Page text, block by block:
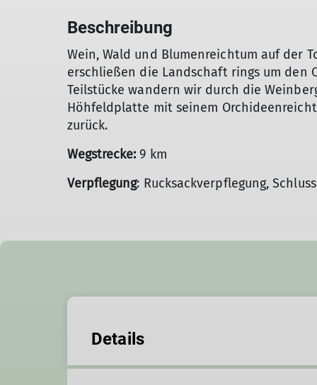
Beschreibung
Wein, Wald und Blumenreichtum auf der
erschließen die Landschaft rings um den
Teilstücke wandern wir durch die
Höhfeldplatte mit seinem
zurück.
Wegstrecke: 9 km
Verpflegung: Rucksackverpflegung,
Details